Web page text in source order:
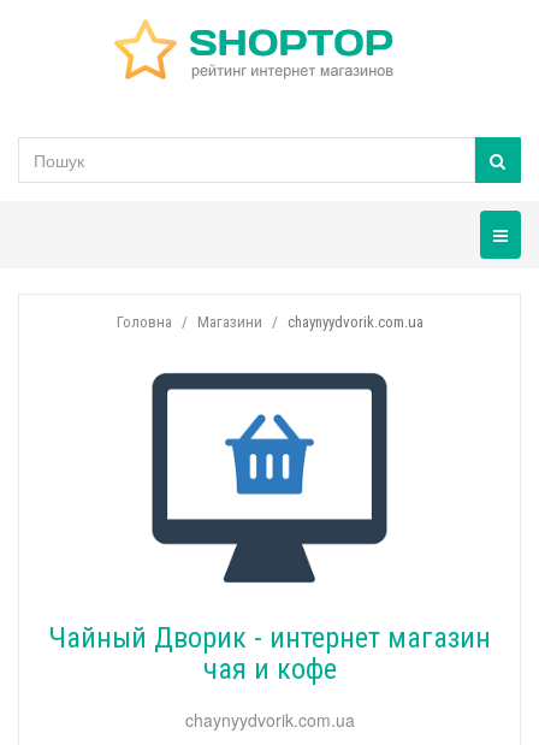
Головна Магазини chaynyydvorik.com.ua
Чайный Дворик - интернет магазин
чая и кофе
chaynyydvorik.com.ua